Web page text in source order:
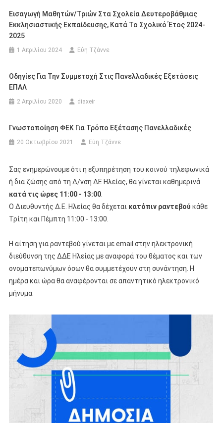
Εισαγωγή Μαθητών/τριών Στα Σχολεία Δευτεροβάθμιας
Εκκλησιαστικής Εκπαίδευσης, Κατά Το Σχολικό Έτος 2024-
2025
1 Απριλίου 2024 Εύη Τζάννε
Οδηγίες Για Την Συμμετοχή Στις Πανελλαδικές Εξετάσεις
ΕΠΑΛ
2 Απριλίου 2020 diaxeir
Γνωστοποίηση ΦΕΚ Για Τρόπο Εξέτασης Πανελλαδικές
20 Οκτωβρίου 2021 Εύη Τζάννε
Σας ενημερώνουμε ότι η εξυπηρέτηση του κοινού τηλεφωνικά
ή δια ζώσης από τη Δ/νση ΔΕ Ηλείας, θα γίνεται καθημερινά
κατά τις ώρες 11:00 - 13:00.
Ο Διευθυντής Δ.Ε. Ηλείας θα δέχεται κατόπιν ραντεβού κάθε
Τρίτη και Πέμπτη 11:00 - 13:00.
Η αίτηση για ραντεβού γίνεται με email στην ηλεκτρονική
διεύθυνση της ΔΔΕ Ηλείας με αναφορά του θέματος και των
ονοματεπωνύμων όσων θα συμμετέχουν στη συνάντηση. Η
ημέρα και ώρα θα αναφέρονται σε απαντητικό ηλεκτρονικό
μήνυμα.